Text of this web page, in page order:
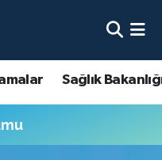
Sağlık